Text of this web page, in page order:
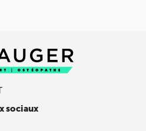
sociaux